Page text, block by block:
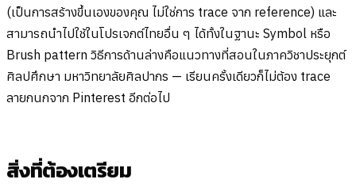
(เป็นการสร้างขึ้นเองของคุณ ไม่ใช่การ trace จาก reference) และ
สามารถนำไปใช้ในโปรเจกต์ไทยอื่น ๆ ได้ทั้งในฐานะ Symbol หรือ
Brush pattern วิธีการด้านล่างคือแนวทางที่สอนในภาควิชาประยุกต์
ศิลปศึกษา มหาวิทยาลัยศิลปากร — เรียนครั้งเดียวก็ไม่ต้อง trace
ลายกนกจาก Pinterest อีกต่อไป
สิ่งที่ต้องเตรียม